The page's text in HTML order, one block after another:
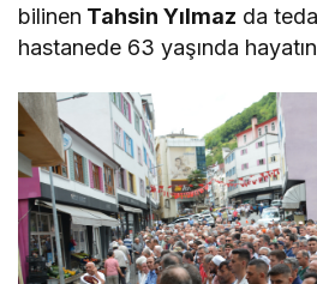
bilinen Tahsin Yılmaz da
hastanede 63 yaşında